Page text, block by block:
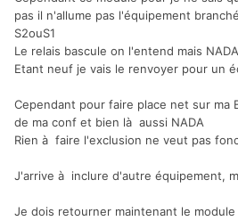
pas il n'allume pas l'équipement
S2ouS1
Le relais bascule on l'entend mais
Etant neuf je vais le renvoyer pour un
Cependant pour faire place net sur ma
de ma conf et bien là aussi NADA
Rien à faire l'exclusion ne veut pas
J'arrive à inclure d'autre équipement,
Je dois retourner maintenant le